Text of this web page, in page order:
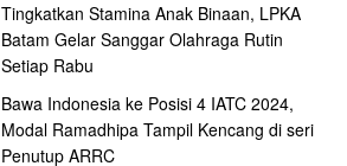
Tingkatkan Stamina Anak Binaan, LPKA
Batam Gelar Sanggar Olahraga Rutin
Setiap Rabu
Bawa Indonesia ke Posisi 4 IATC 2024,
Modal Ramadhipa Tampil Kencang di seri
Penutup ARRC